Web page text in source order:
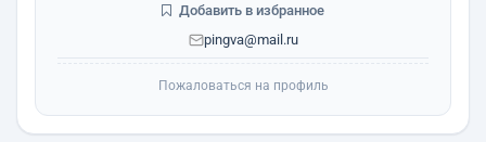
pingva@mail.ru
Добавить в избранное
Пожаловаться на профиль